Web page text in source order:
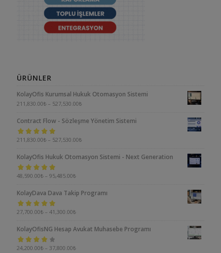
ÜRÜNLER
KolayOfis Kurumsal Hukuk Otomasyon Sistemi
211,830.00₺ – 527,530.00₺
Contract Flow - Sözleşme Yönetim Sistemi
5 üzerinden
211,830.00₺ – 527,530.00₺
KolayOfis Hukuk Otomasyon Sistemi - Next Generation
5 üzerinden
48,590.00₺ – 95,485.00₺
KolayDava Dava Takip Programı
5 üzerinden
27,700.00₺ – 41,300.00₺
KolayOfisNG Hesap Avukat Muhasebe Programı
5
24,200.00₺ – 37,800.00₺